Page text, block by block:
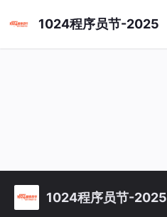
1024程序员节-2025
1024程序员节-2025